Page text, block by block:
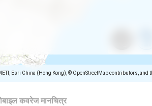
Esri China (Hong Kong), © OpenStreetMap contributors, and
कवरेज मानचित्र